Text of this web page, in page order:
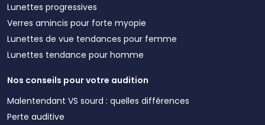
Lunettes progressives
Verres amincis pour forte myopie
Lunettes de vue tendances pour femme
Lunettes tendance pour homme
Nos conseils pour votre audition
Malentendant VS sourd : quelles différences
Perte auditive